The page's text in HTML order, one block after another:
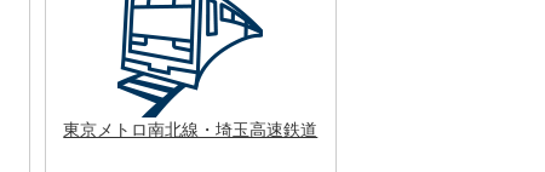
東京メトロ南北線・埼玉高速鉄道